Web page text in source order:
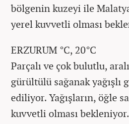
bölgenin kuzeyi ile
yerel kuvvetli olması
ERZURUM °C, 20°C
Parçalı ve çok bulutlu,
gürültülü sağanak yağışlı
ediliyor. Yağışların, öğle
kuvvetli olması bekleniyor.